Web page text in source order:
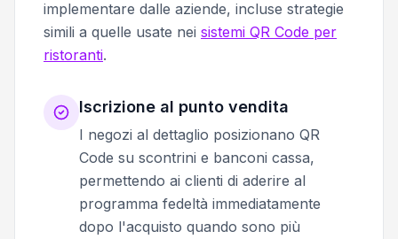
implementare dalle aziende, incluse strategie
simili a quelle usate nei sistemi QR Code per
ristoranti.
Iscrizione al punto vendita
I negozi al dettaglio posizionano QR
Code su scontrini e banconi cassa,
permettendo ai clienti di aderire al
programma fedeltà immediatamente
dopo l'acquisto quando sono più